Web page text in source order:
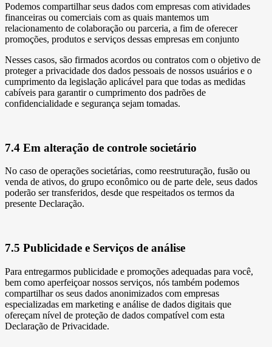
Podemos compartilhar seus dados com empresas com atividades
financeiras ou comerciais com as quais mantemos um
relacionamento de colaboração ou parceria, a fim de oferecer
promoções, produtos e serviços dessas empresas em conjunto
Nesses casos, são firmados acordos ou contratos com o objetivo de
proteger a privacidade dos dados pessoais de nossos usuários e o
cumprimento da legislação aplicável para que todas as medidas
cabíveis para garantir o cumprimento dos padrões de
confidencialidade e segurança sejam tomadas.
7.4 Em alteração de controle societário
No caso de operações societárias, como reestruturação, fusão ou
venda de ativos, do grupo econômico ou de parte dele, seus dados
poderão ser transferidos, desde que respeitados os termos da
presente Declaração.
7.5 Publicidade e Serviços de análise
Para entregarmos publicidade e promoções adequadas para você,
bem como aperfeiçoar nossos serviços, nós também podemos
compartilhar os seus dados anonimizados com empresas
especializadas em marketing e análise de dados digitais que
ofereçam nível de proteção de dados compatível com esta
Declaração de Privacidade.